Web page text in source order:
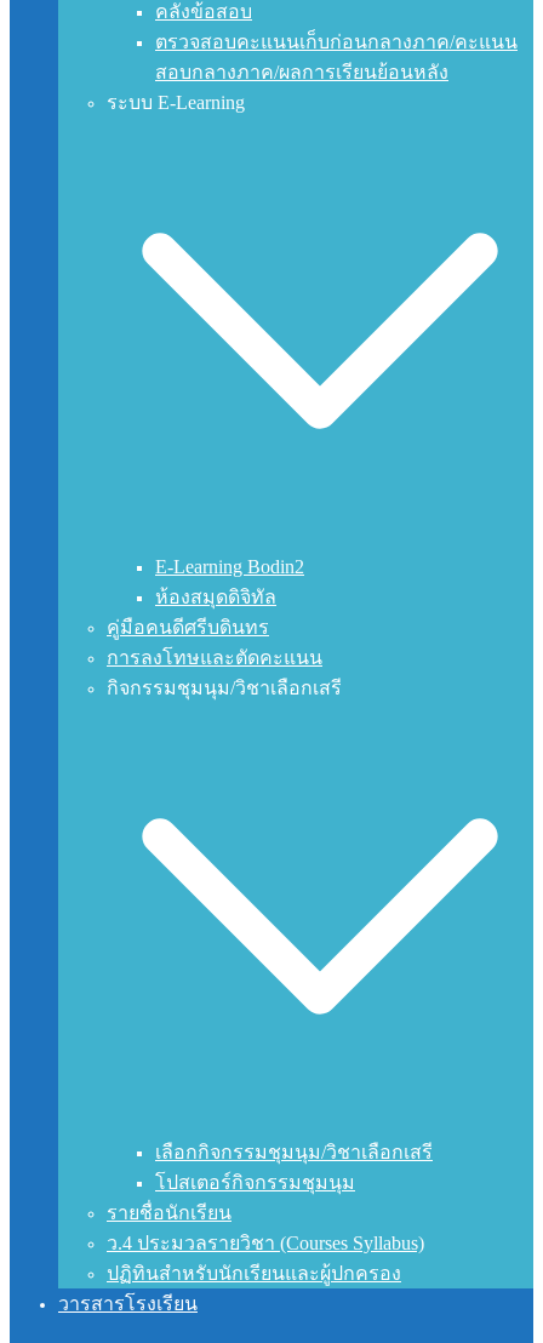
คลังข้อสอบ
ตรวจสอบคะแนนเก็บก่อนกลางภาค/คะแนน
สอบกลางภาค/ผลการเรียนย้อนหลัง
ระบบ E-Learning
E-Learning Bodin2
ห้องสมุดดิจิทัล
คู่มือคนดีศรีบดินทร
การลงโทษและตัดคะแนน
กิจกรรมชุมนุม/วิชาเลือกเสรี
เลือกกิจกรรมชุมนุม/วิชาเลือกเสรี
โปสเตอร์กิจกรรมชุมนุม
รายชื่อนักเรียน
ว.4 ประมวลรายวิชา (Courses Syllabus)
ปฏิทินสำหรับนักเรียนและผู้ปกครอง
วารสารโรงเรียน